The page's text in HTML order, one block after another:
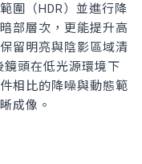
圍（HDR）並進行降
部層次，更能提升高
留明亮與陰影區域清
頭在低光源環境下
相比的降噪與動態範
成像。